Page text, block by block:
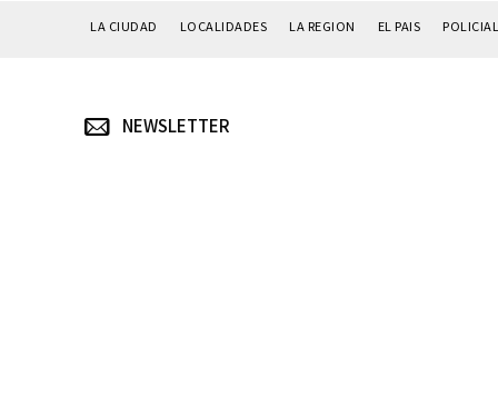
LA CIUDAD LOCALIDADES LA REGION EL PAIS
NEWSLETTER